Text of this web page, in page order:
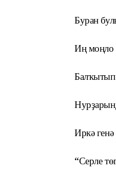
Буран
Иң моңло
Балҡытып
Иркә
“Серле